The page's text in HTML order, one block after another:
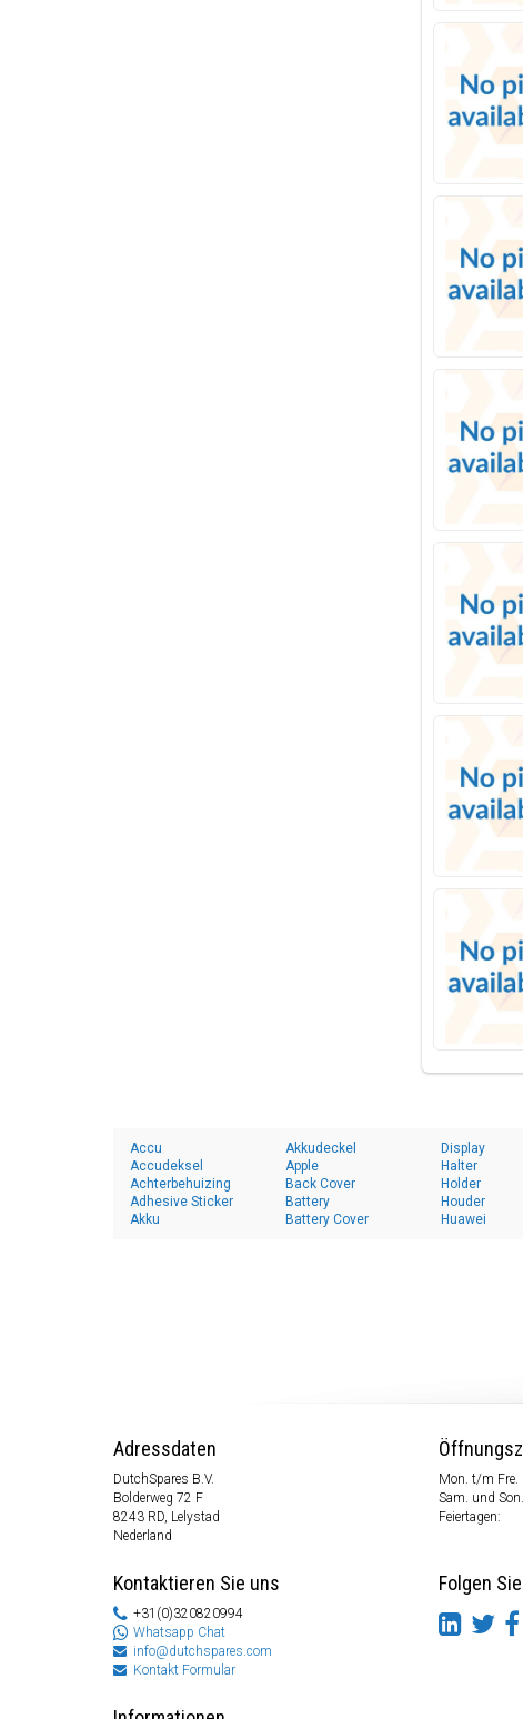
Accu
Accudeksel
Achterbehuizing
Adhesive Sticker
Akku
Akkudeckel
Apple
Back Cover
Battery
Battery Cover
Display
Halter
Holder
Houder
Huawei
Adressdaten
DutchSpares B.V.
Bolderweg 72 F
8243 RD, Lelystad
Nederland
Kontaktieren Sie uns
+31(0)320820994
Whatsapp Chat
info@dutchspares.com
Kontakt Formular
Mon. t/m Fre.
Sam. und Son.
Feiertagen:
Folgen